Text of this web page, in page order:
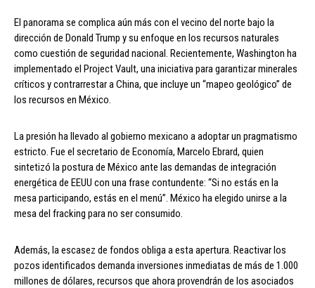
El panorama se complica aún más con el vecino del norte bajo la
dirección de Donald Trump y su enfoque en los recursos naturales
como cuestión de seguridad nacional. Recientemente, Washington ha
implementado el Project Vault, una iniciativa para garantizar minerales
críticos y contrarrestar a China, que incluye un “mapeo geológico” de
los recursos en México.
La presión ha llevado al gobierno mexicano a adoptar un pragmatismo
estricto. Fue el secretario de Economía, Marcelo Ebrard, quien
sintetizó la postura de México ante las demandas de integración
energética de EEUU con una frase contundente: “Si no estás en la
mesa participando, estás en el menú”. México ha elegido unirse a la
mesa del fracking para no ser consumido.
Además, la escasez de fondos obliga a esta apertura. Reactivar los
pozos identificados demanda inversiones inmediatas de más de 1.000
millones de dólares, recursos que ahora provendrán de los asociados